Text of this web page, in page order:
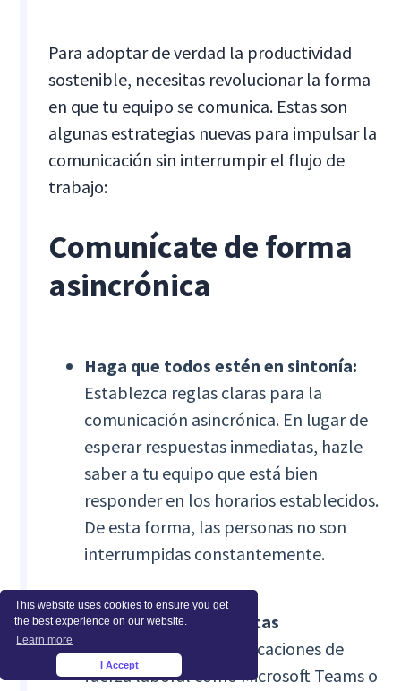
This website uses cookies to ensure you get
the best experience on our website.
Learn more
I Accept
Para adoptar de verdad la productividad
sostenible, necesitas revolucionar la forma
en que tu equipo se comunica. Estas son
algunas estrategias nuevas para impulsar la
comunicación sin interrumpir el flujo de
trabajo:
Comunícate de forma
asincrónica
Haga que todos estén en sintonía:
Establezca reglas claras para la
comunicación asincrónica. En lugar de
esperar respuestas inmediatas, hazle
saber a tu equipo que está bien
responder en los horarios establecidos.
De esta forma, las personas no son
interrumpidas constantemente.
Adopte las herramientas
tecnológicas:
Usa aplicaciones de
fuerza laboral como Microsoft Teams o